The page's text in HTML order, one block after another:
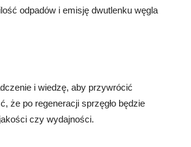
odpadów i emisję dwutlenku węgla
i wiedzę, aby przywrócić
że po regeneracji sprzęgło będzie
czy wydajności.